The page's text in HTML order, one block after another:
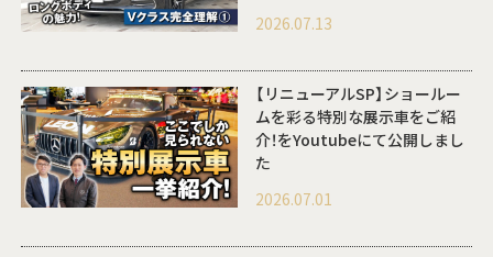
2026.07.13
【リニューアルSP】ショールー
ムを彩る特別な展示車をご紹
介！をYoutubeにて公開しまし
た
2026.07.01